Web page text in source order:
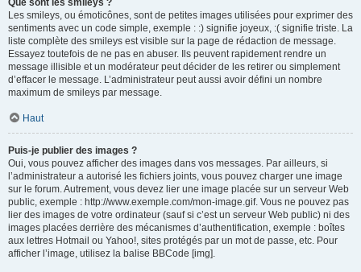
Que sont les smileys ?
Les smileys, ou émoticônes, sont de petites images utilisées pour exprimer des
sentiments avec un code simple, exemple : :) signifie joyeux, :( signifie triste. La
liste complète des smileys est visible sur la page de rédaction de message.
Essayez toutefois de ne pas en abuser. Ils peuvent rapidement rendre un
message illisible et un modérateur peut décider de les retirer ou simplement
d’effacer le message. L’administrateur peut aussi avoir défini un nombre
maximum de smileys par message.
Haut
Puis-je publier des images ?
Oui, vous pouvez afficher des images dans vos messages. Par ailleurs, si
l’administrateur a autorisé les fichiers joints, vous pouvez charger une image
sur le forum. Autrement, vous devez lier une image placée sur un serveur Web
public, exemple : http://www.exemple.com/mon-image.gif. Vous ne pouvez pas
lier des images de votre ordinateur (sauf si c’est un serveur Web public) ni des
images placées derrière des mécanismes d’authentification, exemple : boîtes
aux lettres Hotmail ou Yahoo!, sites protégés par un mot de passe, etc. Pour
afficher l’image, utilisez la balise BBCode [img].